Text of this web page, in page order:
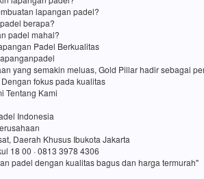
lapangan padel?
berapa?
padel mahal?
Padel Berkualitas
yang semakin meluas, Gold Pillar hadir sebagai
fokus pada kualitas
Tentang Kami
Indonesia
Daerah Khusus Ibukota Jakarta
18 00 · 0813 3978 4306
padel dengan kualitas bagus dan harga termurah"